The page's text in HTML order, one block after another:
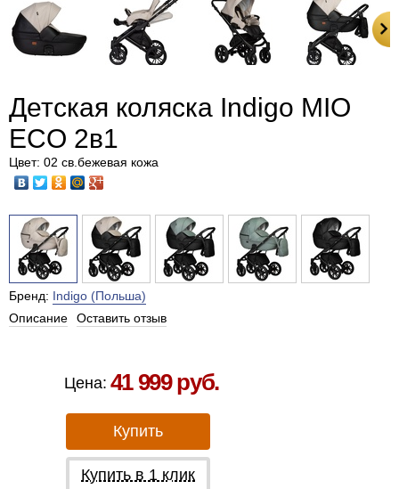
Детская коляска Indigo MIO
ECO 2в1
Цвет: 02 св.бежевая кожа
Бренд: Indigo (Польша)
Описание
Оставить отзыв
Цена: 41 999 руб.
Купить
Купить в 1 клик